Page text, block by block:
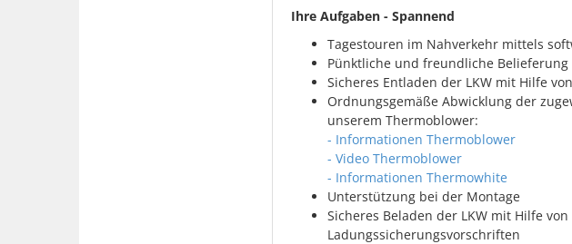
Ihre Aufgaben - Spannend
Tagestouren im Nahverkehr mittels
Pünktliche und freundliche
Sicheres Entladen der LKW mit Hilfe
Ordnungsgemäße Abwicklung der
unserem Thermoblower:
- Informationen Thermoblower
- Video Thermoblower
- Informationen Thermowhite
Unterstützung bei der Montage
Sicheres Beladen der LKW mit Hilfe
Ladungssicherungsvorschriften